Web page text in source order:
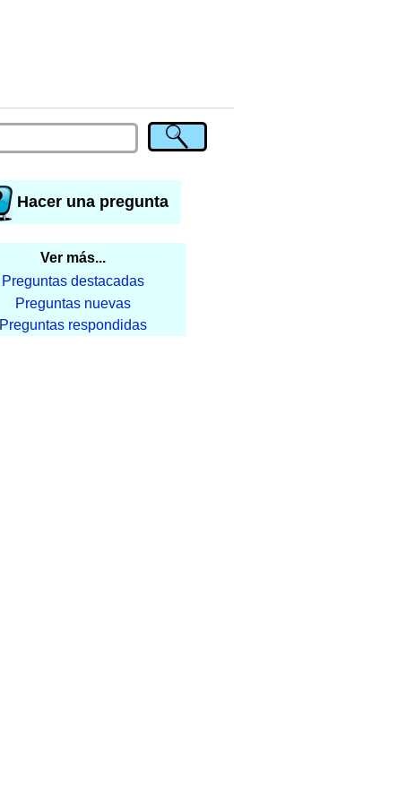
Hacer una pregunta
Ver más...
Preguntas destacadas
Preguntas nuevas
Preguntas respondidas